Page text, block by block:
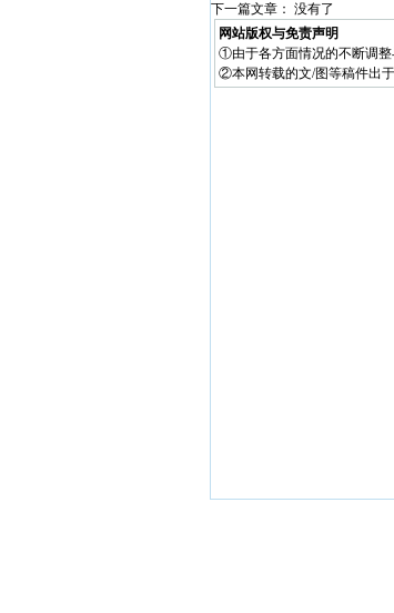
下一篇文章： 没有了
网站版权与免责声明
①由于各方面情况的不断调整
②本网转载的文/图等稿件出